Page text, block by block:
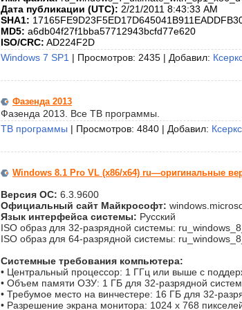
Дата публикации (UTC): 2/21/2011 8:43:33 AM
SHA1:
MD5: a6db04f27f1bba57712943bcfd77e620
ISO/CRC: AD224F2D
Windows 7 SP1 | Просмотров: 2435 | Добавил:
Фазенда 2013
Фазенда 2013. Все ТВ программы.
ТВ программы | Просмотров: 4840 | Добавил: Ксеркс
Windows 8.1 Pro VL (x86/x64) ru—оригинальные
Версия ОС: 6.3.9600
Официальный сайт Майкрософт:
Язык интерфейса системы: Русский
ISO образ для 32-разрядной системы:
ISO образ для 64-разрядной системы:
Системные требования компьютера:
• Центральный процессор: 1 ГГц или выше с
• Объем памяти ОЗУ: 1 ГБ для 32-разрядной
• Требумое место на винчестере: 16 ГБ для 32-
• Разрешение экрана монитора: 1024 х 768